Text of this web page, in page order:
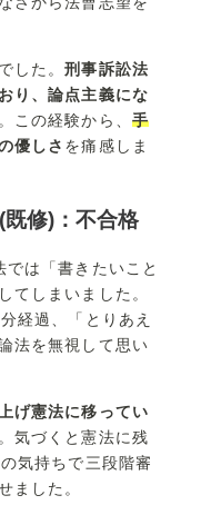
した。刑事訴訟法
り、論点主義にな
この経験から、 手
優しさ を痛感しま
修)：不合格
は「書きたいこと
てしまいました。
経過、「とりあえ
法を無視して思い
げ憲法に移ってい
。気づくと憲法に残
気持ちで三段階審
ました。